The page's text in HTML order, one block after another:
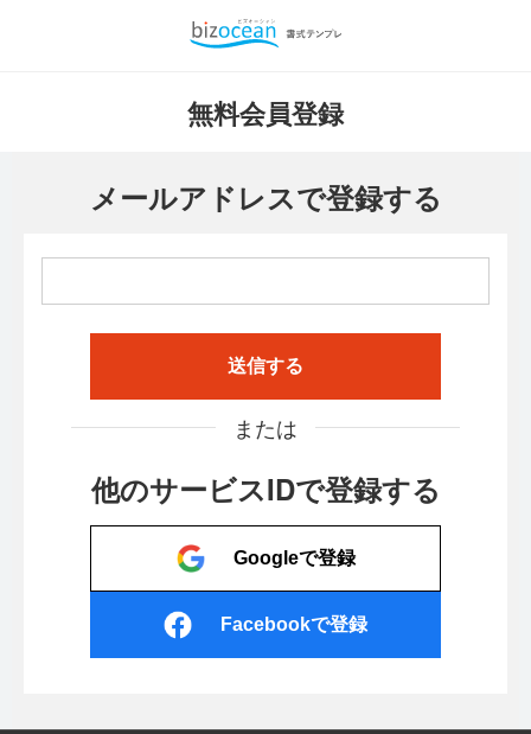
無料会員登録
メールアドレスで登録する
送信する
または
他のサービスIDで登録する
Googleで登録
Facebookで登録